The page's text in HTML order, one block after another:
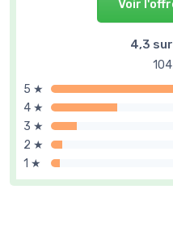
Voir
4,3
5 ★
4 ★
3 ★
2 ★
1 ★